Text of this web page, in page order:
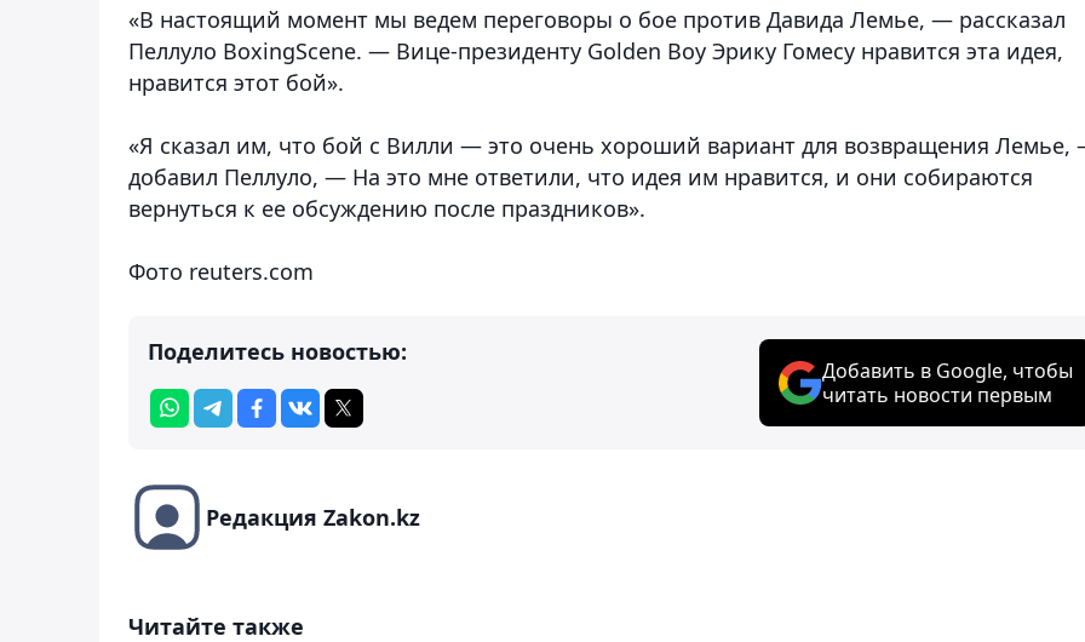
«В настоящий момент мы ведем переговоры о бое против Давида Лемье, — рассказал
Пеллуло BoxingScene. — Вице-президенту Golden Boy Эрику Гомесу нравится эта идея,
нравится этот бой».
«Я сказал им, что бой с Вилли — это очень хороший вариант для возвращения Лемье,
добавил Пеллуло, — На это мне ответили, что идея им нравится, и они собираются
вернуться к ее обсуждению после праздников».
Фото reuters.com
Поделитесь новостью:
Добавить в Google, чтобы
читать новости первым
Редакция Zakon.kz
Читайте также